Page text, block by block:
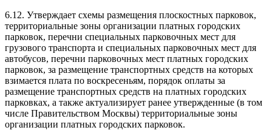
6.12. Утверждает схемы размещения плоскостных парковок,
территориальные зоны организации платных городских
парковок, перечни специальных парковочных мест для
грузового транспорта и специальных парковочных мест для
автобусов, перечни парковочных мест платных городских
парковок, за размещение транспортных средств на которых
взимается плата по воскресеньям, порядок оплаты за
размещение транспортных средств на платных городских
парковках, а также актуализирует ранее утвержденные (в том
числе Правительством Москвы) территориальные зоны
организации платных городских парковок.